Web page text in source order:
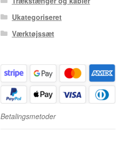
Ukategoriseret
Værktøjssæt
Betalingsmetoder